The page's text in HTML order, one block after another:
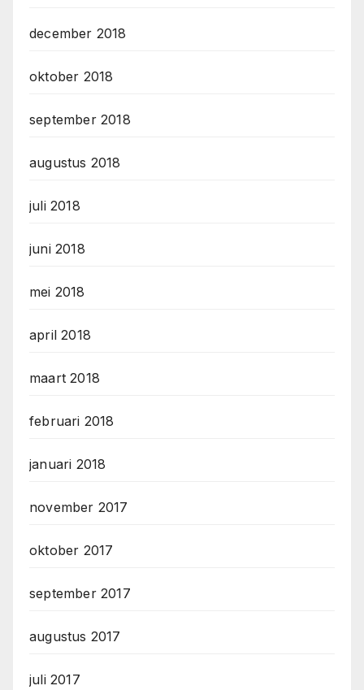
december 2018
oktober 2018
september 2018
augustus 2018
juli 2018
juni 2018
mei 2018
april 2018
maart 2018
februari 2018
januari 2018
november 2017
oktober 2017
september 2017
augustus 2017
juli 2017